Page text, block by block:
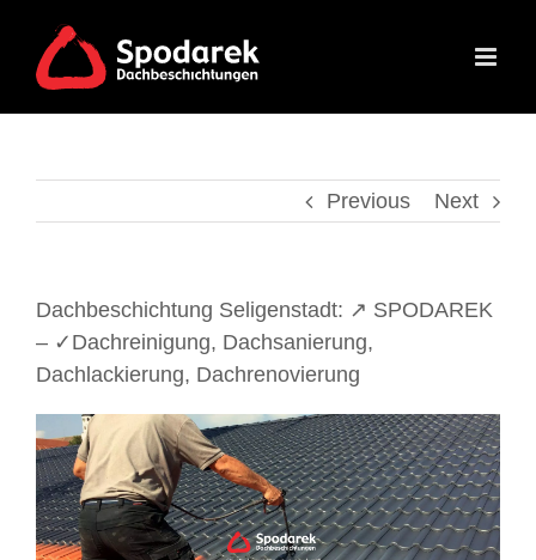
content
Previous Next
Dachbeschichtung Seligenstadt: ↗️ SPODAREK
– ✓Dachreinigung, Dachsanierung,
Dachlackierung, Dachrenovierung